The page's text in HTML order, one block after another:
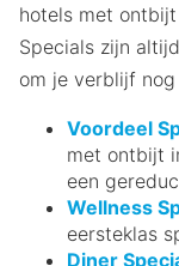
hotels met
Specials zijn
om je verblijf
Voordeel
met ontbijt
een
Wellness
eersteklas
Diner